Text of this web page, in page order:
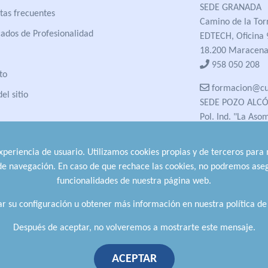
frecuentes
de Profesionalidad
sitio
SEDE GRANADA
Camino de la
EDTECH, Oficina
18.200
958 050 208
SEDE POZO
Pol. Ind. "La
de usuario. Utilizamos cookies propias y de terceros
navegación. En caso de que rechace las cookies, no podremos
funcionalidades de nuestra página web.
su configuración u obtener más información en nuestra política
Después de aceptar, no volveremos a mostrarte este mensaje.
ACEPTAR